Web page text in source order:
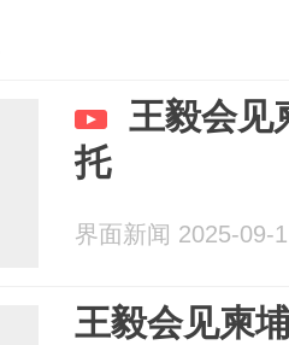
王毅会见
托
界面新闻 2025-09-
王毅会见柬